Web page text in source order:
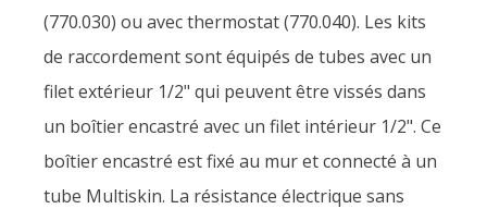
(770.030) ou avec thermostat (770.040). Les kits
de raccordement sont équipés de tubes avec un
filet extérieur 1/2" qui peuvent être vissés dans
un boîtier encastré avec un filet intérieur 1/2". Ce
boîtier encastré est fixé au mur et connecté à un
tube Multiskin. La résistance électrique sans